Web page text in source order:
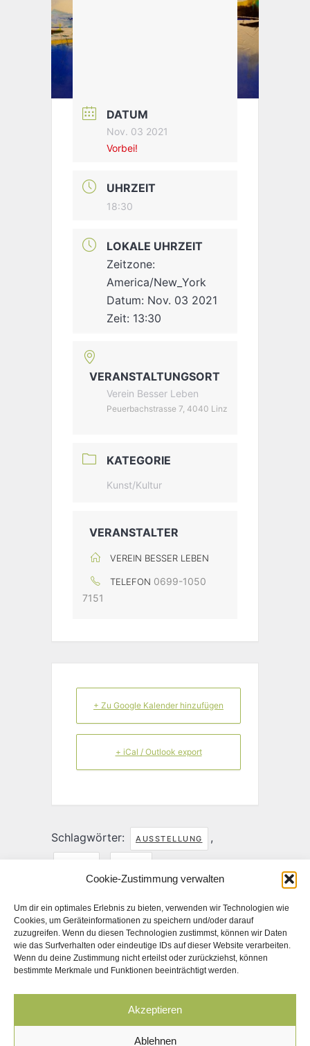
Cookie-Zustimmung verwalten
Um dir ein optimales Erlebnis zu bieten, verwenden wir Technologien wie
Cookies, um Geräteinformationen zu speichern und/oder darauf
zuzugreifen. Wenn du diesen Technologien zustimmst, können wir Daten
wie das Surfverhalten oder eindeutige IDs auf dieser Website verarbeiten.
Wenn du deine Zustimmung nicht erteilst oder zurückziehst, können
bestimmte Merkmale und Funktionen beeinträchtigt werden.
Akzeptieren
Ablehnen
DATUM
Nov. 03 2021
Vorbei!
UHRZEIT
18:30
LOKALE UHRZEIT
Zeitzone:
America/New_York
Datum: Nov. 03 2021
Zeit: 13:30
VERANSTALTUNGSORT
Verein Besser Leben
Peuerbachstrasse 7, 4040 Linz
KATEGORIE
Kunst/Kultur
VERANSTALTER
VEREIN BESSER LEBEN
TELEFON 0699-1050
7151
+ Zu Google Kalender hinzufügen
+ iCal / Outlook export
Schlagwörter: AUSSTELLUNG ,
,